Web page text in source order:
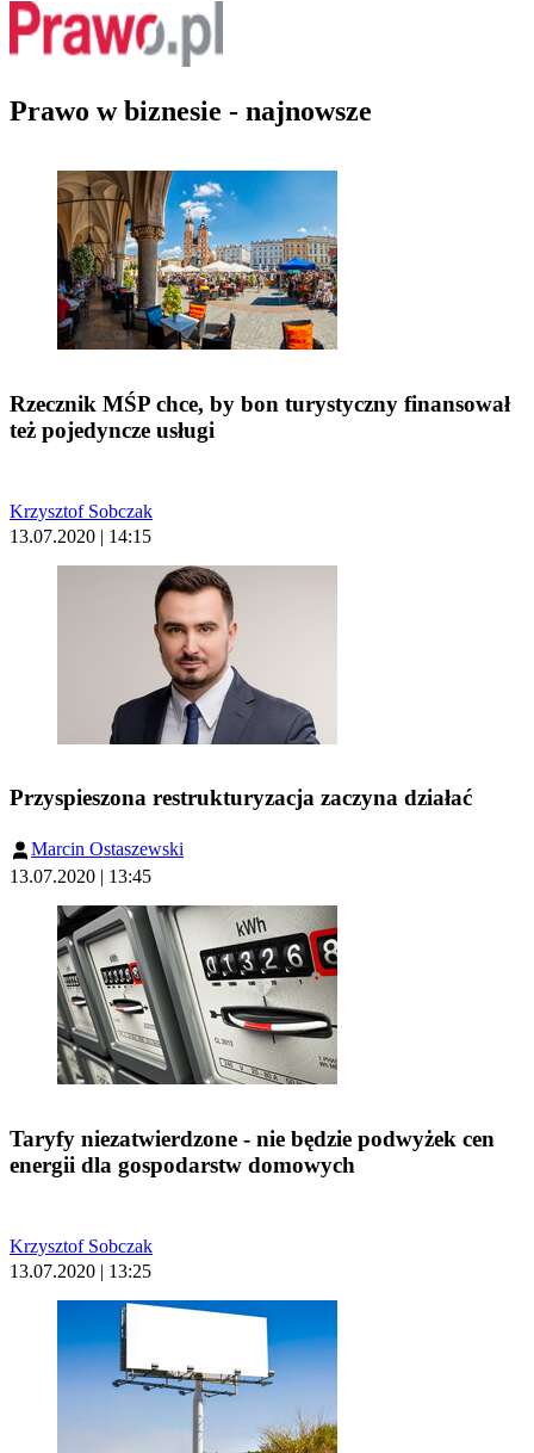
Prawo w biznesie - najnowsze
Rzecznik MŚP chce, by bon turystyczny finansował
też pojedyncze usługi
Krzysztof Sobczak
13.07.2020 | 14:15
Przyspieszona restrukturyzacja zaczyna działać
Marcin Ostaszewski
13.07.2020 | 13:45
Taryfy niezatwierdzone - nie będzie podwyżek cen
energii dla gospodarstw domowych
Krzysztof Sobczak
13.07.2020 | 13:25